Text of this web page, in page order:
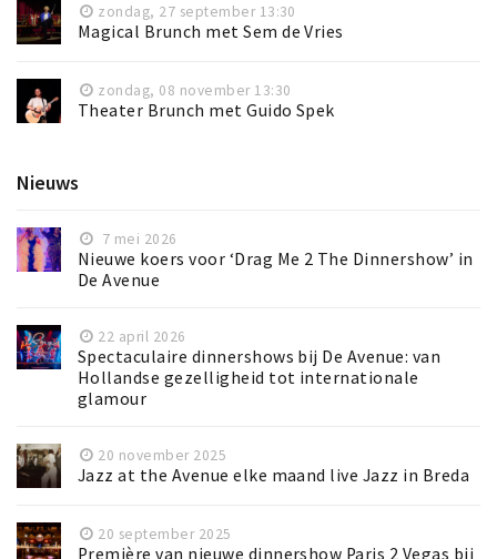
zondag, 27 september 13:30
Magical Brunch met Sem de Vries
zondag, 08 november 13:30
Theater Brunch met Guido Spek
Nieuws
7 mei 2026
Nieuwe koers voor ‘Drag Me 2 The Dinnershow’ in
De Avenue
22 april 2026
Spectaculaire dinnershows bij De Avenue: van
Hollandse gezelligheid tot internationale
glamour
20 november 2025
Jazz at the Avenue elke maand live Jazz in Breda
20 september 2025
Première van nieuwe dinnershow Paris 2 Vegas bij